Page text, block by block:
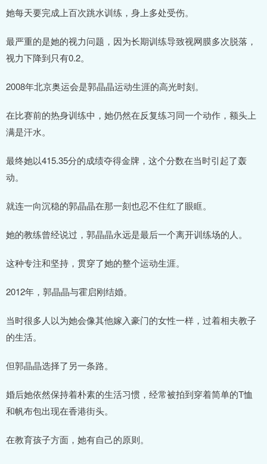
她每天要完成上百次跳水训练，身上多处受伤。
最严重的是她的视力问题，因为长期训练导致视网膜多次脱落，
视力下降到只有0.2。
2008年北京奥运会是郭晶晶运动生涯的高光时刻。
在比赛前的热身训练中，她仍然在反复练习同一个动作，额头上
满是汗水。
最终她以415.35分的成绩夺得金牌，这个分数在当时引起了轰
动。
就连一向沉稳的郭晶晶在那一刻也忍不住红了眼眶。
她的教练曾经说过，郭晶晶永远是最后一个离开训练场的人。
这种专注和坚持，贯穿了她的整个运动生涯。
2012年，郭晶晶与霍启刚结婚。
当时很多人以为她会像其他嫁入豪门的女性一样，过着相夫教子
的生活。
但郭晶晶选择了另一条路。
婚后她依然保持着朴素的生活习惯，经常被拍到穿着简单的T恤
和帆布包出现在香港街头。
在教育孩子方面，她有自己的原则。